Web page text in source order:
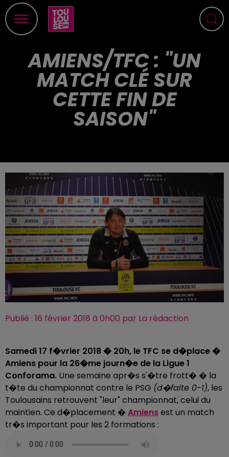
AMIENS/TFC : "UN
MATCH CLÉ SUR
CETTE FIN DE
SAISON"
Publié : 16 février 2018 à 0h00 par La rédaction
Samedi 17 f�vrier 2018 � 20h, le TFC se d�place �
Amiens pour la 26�me journ�e de la Ligue 1
Conforama. Une semaine apr�s s'�tre frott� � la
t�te du championnat contre le PSG (d�faite 0-1), les
Toulousains retrouvent "leur" championnat, celui du
maintien. Ce d�placement � Amiensest un match
tr�s important pour les 2 formations :